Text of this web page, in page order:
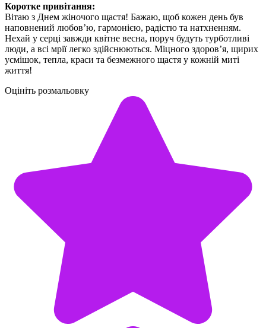
Коротке привітання:
Вітаю з Днем жіночого щастя! Бажаю, щоб кожен день був
наповнений любов’ю, гармонією, радістю та натхненням.
Нехай у серці завжди квітне весна, поруч будуть турботливі
люди, а всі мрії легко здійснюються. Міцного здоров’я, щирих
усмішок, тепла, краси та безмежного щастя у кожній миті
життя!
Оцініть розмальовку